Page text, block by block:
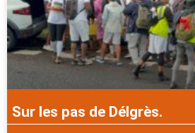
Sur les pas de Délgrès.